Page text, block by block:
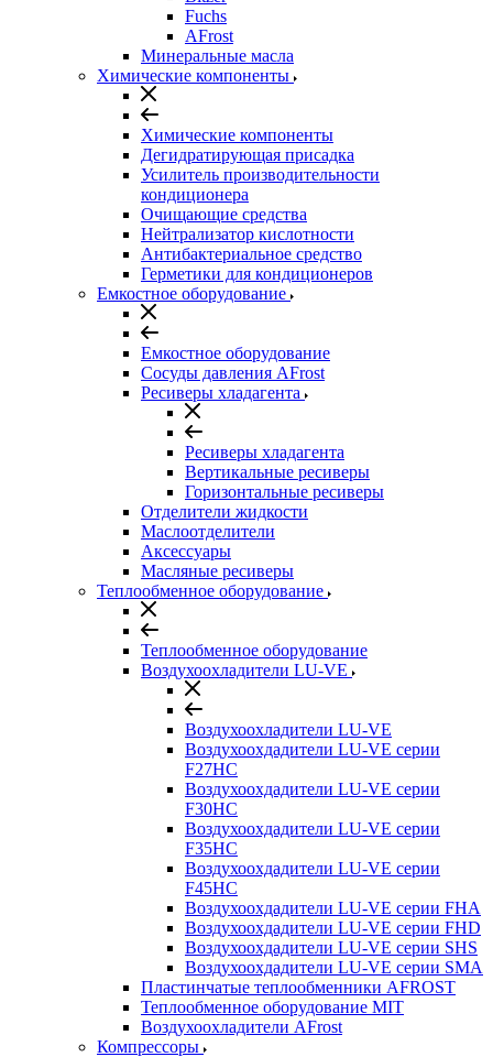
Fuchs
AFrost
Минеральные масла
Химические компоненты
Химические компоненты
Дегидратирующая присадка
Усилитель производительности
кондиционера
Очищающие средства
Нейтрализатор кислотности
Антибактериальное средство
Герметики для кондиционеров
Емкостное оборудование
Емкостное оборудование
Сосуды давления AFrost
Ресиверы хладагента
Ресиверы хладагента
Вертикальные ресиверы
Горизонтальные ресиверы
Отделители жидкости
Маслоотделители
Аксессуары
Масляные ресиверы
Теплообменное оборудование
Теплообменное оборудование
Воздухоохладители LU-VE
Воздухоохладители LU-VE
Воздухоохдадители LU-VE серии
F27HC
Воздухоохдадители LU-VE серии
F30HC
Воздухоохдадители LU-VE серии
F35HC
Воздухоохдадители LU-VE серии
F45HC
Воздухоохдадители LU-VE серии FHA
Воздухоохдадители LU-VE серии FHD
Воздухоохдадители LU-VE серии SHS
Воздухоохдадители LU-VE серии SMA
Пластинчатые теплообменники AFROST
Теплообменное оборудование MIT
Воздухоохладители AFrost
Компрессоры